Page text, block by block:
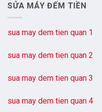
SỬA MÁY ĐẾM TIỀN
sua may dem tien quan 1
sua may dem tien quan 2
sua may dem tien quan 3
sua may dem tien quan 4